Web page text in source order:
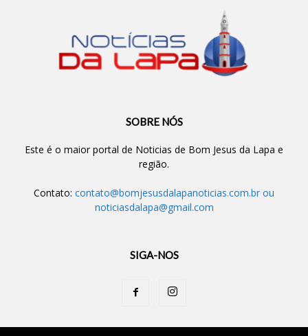
SOBRE NÓS
Este é o maior portal de Noticias de Bom Jesus da Lapa e
região.
Contato: contato@bomjesusdalapanoticias.com.br ou
noticiasdalapa@gmail.com
SIGA-NOS